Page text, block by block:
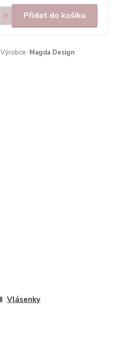
Přidat do košíku
Výrobce: Magda Design
Vlásenky